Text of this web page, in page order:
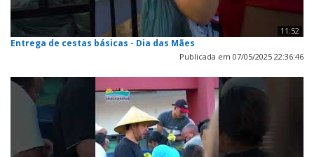
11:52
Entrega de cestas básicas - Dia das Mães
Publicada em 07/05/2025 22:36:46